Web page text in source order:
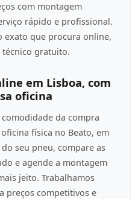
com montagem
rápido e profissional.
exato que procura online,
gratuito.
em Lisboa, com
oficina
da compra
física no Beato, em
seu pneu, compare as
e agende a montagem
jeito. Trabalhamos
preços competitivos e